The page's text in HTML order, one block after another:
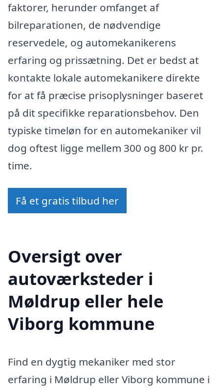
faktorer, herunder omfanget af
bilreparationen, de nødvendige
reservedele, og automekanikerens
erfaring og prissætning. Det er bedst at
kontakte lokale automekanikere direkte
for at få præcise prisoplysninger baseret
på dit specifikke reparationsbehov. Den
typiske timeløn for en automekaniker vil
dog oftest ligge mellem 300 og 800 kr pr.
time.
Få et gratis tilbud her
Oversigt over
autoværksteder i
Møldrup eller hele
Viborg kommune
Find en dygtig mekaniker med stor
erfaring i Møldrup eller Viborg kommune i